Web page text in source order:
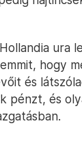
ura
hogy
és
pénzt, és